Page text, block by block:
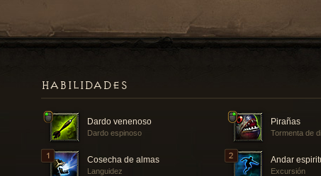
HABILIDADES
Dardo venenoso
Dardo espinoso
Pirañas
Tormenta de
Cosecha de almas
Languidez
Andar
Excursión